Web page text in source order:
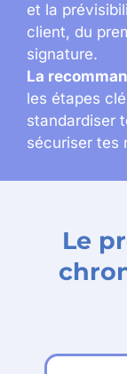
et la
client, du
signature.
La
les étapes
standardiser
sécuriser tes
Le